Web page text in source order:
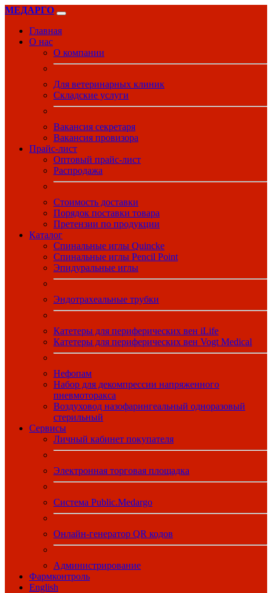
МЕДАРГО
Главная
О нас
О компании
Для ветеринарных клиник
Складские услуги
Вакансия секретаря
Вакансия провизора
Прайс-лист
Оптовый прайс-лист
Распродажа
Стоимость доставки
Порядок поставки товара
Претензии по продукции
Каталог
Спинальные иглы Quincke
Спинальные иглы Pencil Point
Эпидуральные иглы
Эндотрахеальные трубки
Катетеры для периферических вен iLife
Катетеры для периферических вен Vogt Medical
Нефопам
Набор для декомпрессии напряженного
пневмоторакса
Воздуховод назофарингеальный одноразовый
стерильный
Сервисы
Личный кабинет покупателя
Электронная торговая площадка
Система Public.Medargo
Онлайн-генератор QR кодов
Администрирование
Фармконтроль
English